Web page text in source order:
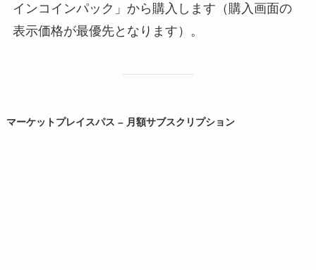
インコインパック」から購入します（購入画面の
表示価格が最優先となります）。
マーケットプレイスパス – 月額サブスクリプション